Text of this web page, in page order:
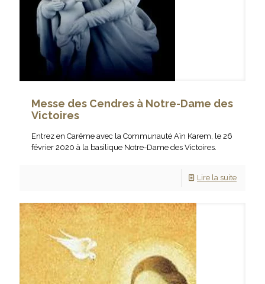
Messe des Cendres à Notre-Dame des
Victoires
Entrez en Carême avec la Communauté Aïn Karem, le 26
février 2020 à la basilique Notre-Dame des Victoires.
Lire la suite